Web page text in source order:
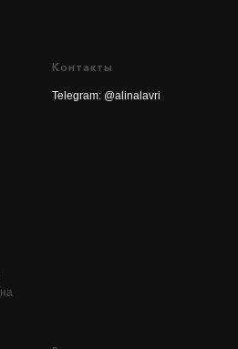
Контакты
Telegram: @alinalavri